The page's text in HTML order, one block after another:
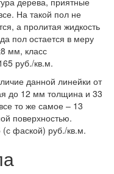
На такой пол не
а пролитая жидкость
пол остается в меру
мм, класс
руб./кв.м.
данной линейки от
до 12 мм толщина и 33
то же самое – 13
поверхностью.
фаской) руб./кв.м.